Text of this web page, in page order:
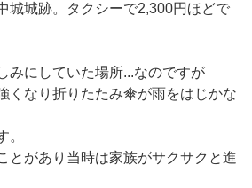
城城跡。タクシーで2,300円ほどで
みにしていた場所...なのですが
くなり折りたたみ傘が雨をはじかな
。
とがあり当時は家族がサクサクと進